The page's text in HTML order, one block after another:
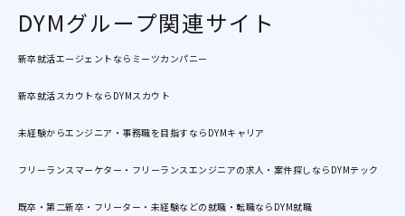
DYMグループ関連サイト
新卒就活エージェントならミーツカンパニー
新卒就活スカウトならDYMスカウト
未経験からエンジニア・事務職を目指すならDYMキャリア
フリーランスマーケター・フリーランスエンジニアの求人・案件探しならDYMテック
既卒・第二新卒・フリーター・未経験などの就職・転職ならDYM就職